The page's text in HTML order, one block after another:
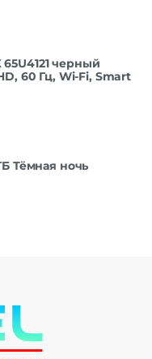
черный
60 Гц, Wi-Fi, Smart
Тёмная ночь